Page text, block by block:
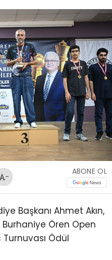
-
ABONE OL
Başkanı Ahmet Akın,
Ören Open
Turnuvası Ödül